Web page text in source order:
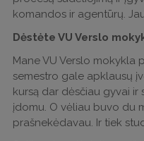
komandos ir agentūrų.
Dėstėte VU Verslo
Mane VU Verslo mokykla
semestro gale apklausų
kursą dar dėsčiau gyvai
įdomu. O vėliau buvo du
prašnekėdavau. Ir tiek